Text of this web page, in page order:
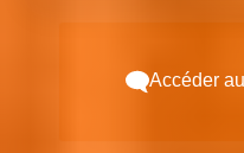
Accéder